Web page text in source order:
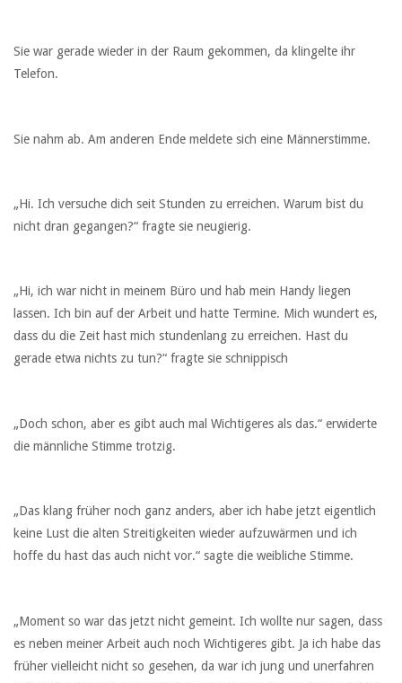
Sie war gerade wieder in der Raum gekommen, da klingelte ihr
Telefon.
Sie nahm ab. Am anderen Ende meldete sich eine Männerstimme.
„Hi. Ich versuche dich seit Stunden zu erreichen. Warum bist du
nicht dran gegangen?“ fragte sie neugierig.
„Hi, ich war nicht in meinem Büro und hab mein Handy liegen
lassen. Ich bin auf der Arbeit und hatte Termine. Mich wundert es,
dass du die Zeit hast mich stundenlang zu erreichen. Hast du
gerade etwa nichts zu tun?“ fragte sie schnippisch
„Doch schon, aber es gibt auch mal Wichtigeres als das.“ erwiderte
die männliche Stimme trotzig.
„Das klang früher noch ganz anders, aber ich habe jetzt eigentlich
keine Lust die alten Streitigkeiten wieder aufzuwärmen und ich
hoffe du hast das auch nicht vor.“ sagte die weibliche Stimme.
„Moment so war das jetzt nicht gemeint. Ich wollte nur sagen, dass
es neben meiner Arbeit auch noch Wichtigeres gibt. Ja ich habe das
früher vielleicht nicht so gesehen, da war ich jung und unerfahren